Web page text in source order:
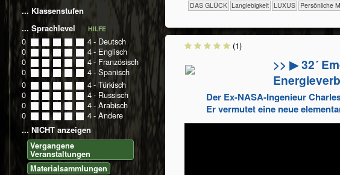
DAS GLÜCK Langlebigkeit LUXUS Persönliche
>> ▶ 32´
Der Ex-NASA-Ingenieur
Er vermutet eine neue
(1)
... Klassenstufen
... Sprachlevel
HILFE
0 0 1 2 3 4- Deutsch
0
0 1 2 3 4- Englisch
0
0 1 2 3 4- Französisch
0
0 1 2 3 4- Spanisch
0
0 1 2 3 4- Türkisch
0
0 1 2 3 4- Russisch
0
0 1 2 3 4- Arabisch
0
0 1 2 3 4- Andere
... NICHT anzeigen
Vergangene
Veranstaltungen
Materialsammlungen